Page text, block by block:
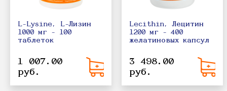
L-Lysine, L-Лизин
1000 мг - 100
таблеток
1 007.00
руб.
Lecithin, Лецитин
1200 мг - 400
желатиновых капсул
3 498.00
руб.